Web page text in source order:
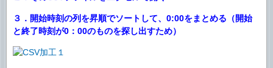
３．開始時刻の列を昇順でソートして、0:00をまとめる（開始
と終了時刻が0：00のものを探し出すため）